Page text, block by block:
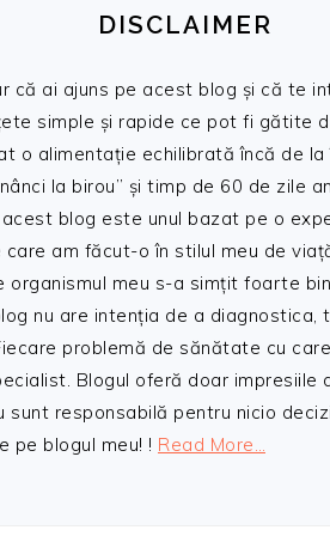
DISCLAIMER
că ai ajuns pe acest blog și că te
simple și rapide ce pot fi gătite
o alimentație echilibrată încă de
la birou” și timp de 60 de zile
blog este unul bazat pe o
am făcut-o în stilul meu de
organismul meu s-a simțit foarte
nu are intenția de a diagnostica,
problemă de sănătate cu
Blogul oferă doar impresiile
sunt responsabilă pentru nicio
pe blogul meu! ! Read More…